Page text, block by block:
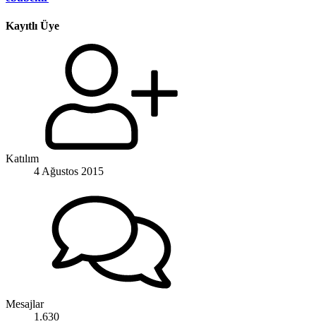
Kayıtlı Üye
Katılım
4 Ağustos 2015
Mesajlar
1.630